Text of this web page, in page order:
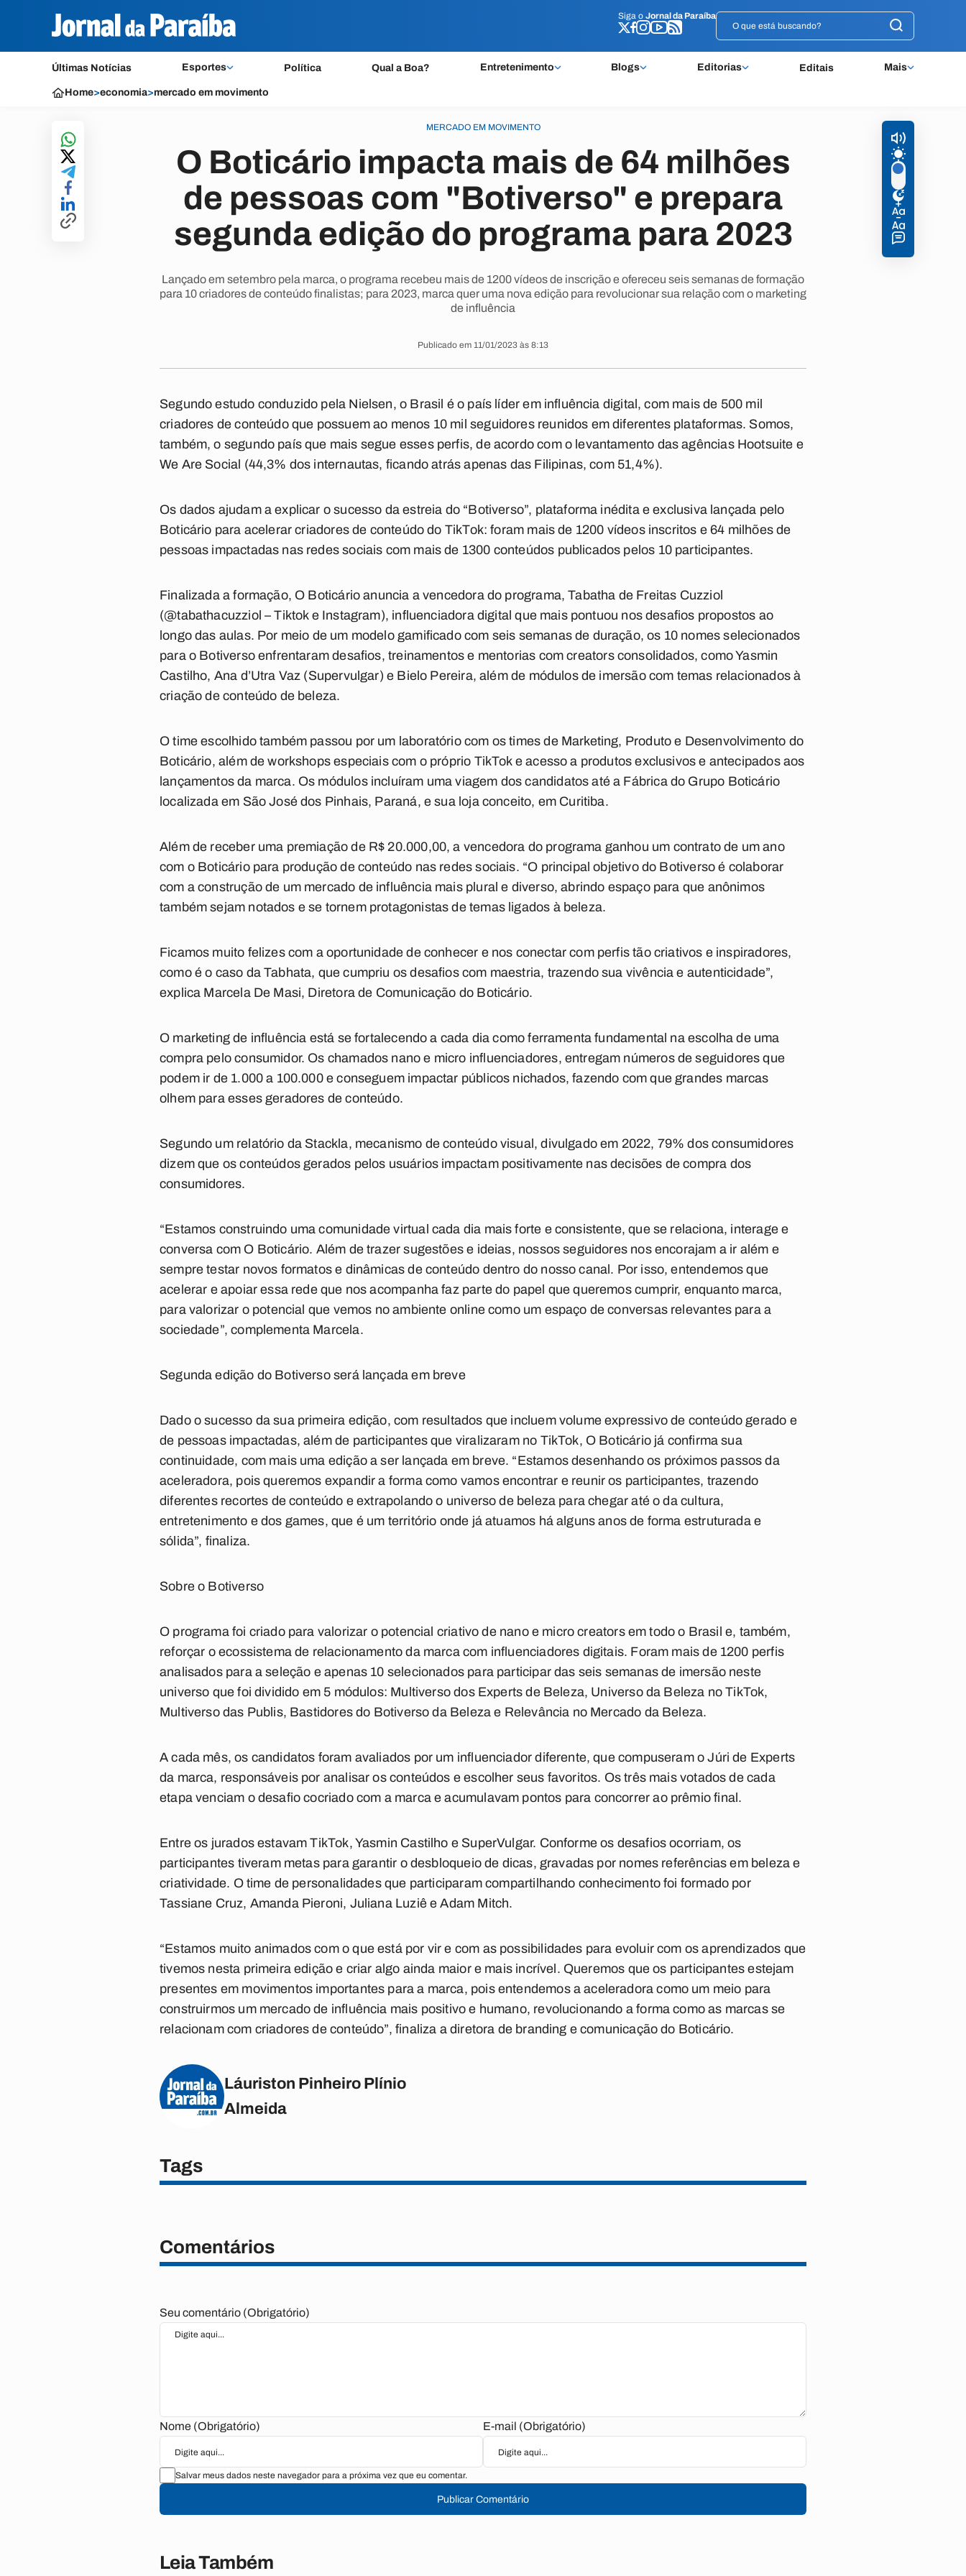
Siga o Jornal da Paraíba
Últimas Notícias Esportes Política Qual a Boa? Entretenimento Blogs Editorias Editais Mais
Siga o Jornal da Paraíba
Home>economia>mercado em movimento
MERCADO EM MOVIMENTO
O Boticário impacta mais de 64 milhões
de pessoas com "Botiverso" e prepara
segunda edição do programa para 2023
Lançado em setembro pela marca, o programa recebeu mais de 1200 vídeos de inscrição e ofereceu seis semanas de formação
para 10 criadores de conteúdo finalistas; para 2023, marca quer uma nova edição para revolucionar sua relação com o marketing
de influência
Publicado em 11/01/2023 às 8:13
Segundo estudo conduzido pela Nielsen, o Brasil é o país líder em influência digital, com mais de 500 mil
criadores de conteúdo que possuem ao menos 10 mil seguidores reunidos em diferentes plataformas. Somos,
também, o segundo país que mais segue esses perfis, de acordo com o levantamento das agências Hootsuite e
We Are Social (44,3% dos internautas, ficando atrás apenas das Filipinas, com 51,4%).
Os dados ajudam a explicar o sucesso da estreia do “Botiverso”, plataforma inédita e exclusiva lançada pelo
Boticário para acelerar criadores de conteúdo do TikTok: foram mais de 1200 vídeos inscritos e 64 milhões de
pessoas impactadas nas redes sociais com mais de 1300 conteúdos publicados pelos 10 participantes.
Finalizada a formação, O Boticário anuncia a vencedora do programa, Tabatha de Freitas Cuzziol
(@tabathacuzziol – Tiktok e Instagram), influenciadora digital que mais pontuou nos desafios propostos ao
longo das aulas. Por meio de um modelo gamificado com seis semanas de duração, os 10 nomes selecionados
para o Botiverso enfrentaram desafios, treinamentos e mentorias comcreators consolidados, como Yasmin
Castilho, Ana d’Utra Vaz (Supervulgar) e Bielo Pereira, além de módulos de imersão com temas relacionados à
criação de conteúdo de beleza.
O time escolhido também passou por um laboratório com os times de Marketing, Produto e Desenvolvimento do
Boticário, além de workshops especiais com o próprio TikTok e acesso a produtos exclusivos e antecipados aos
lançamentos da marca. Os módulos incluíram uma viagem dos candidatos até a Fábrica do Grupo Boticário
localizada em São José dos Pinhais, Paraná, e sua loja conceito, em Curitiba.
Além de receber uma premiação de R$ 20.000,00, a vencedora do programa ganhou um contrato de um ano
com o Boticário para produção de conteúdo nas redes sociais. “O principal objetivo do Botiverso é colaborar
com a construção de um mercado de influência mais plural e diverso, abrindo espaço para que anônimos
também sejam notados e se tornem protagonistas de temas ligados à beleza.
Ficamos muito felizes com a oportunidade de conhecer e nos conectar com perfis tão criativos e inspiradores,
como é o caso da Tabhata, que cumpriu os desafios com maestria, trazendo sua vivência e autenticidade”,
explica Marcela De Masi, Diretora de Comunicação do Boticário.
O marketing de influência está se fortalecendo a cada dia como ferramenta fundamental na escolha de uma
compra pelo consumidor. Os chamados nano e micro influenciadores, entregam números de seguidores que
podem ir de 1.000 a 100.000 e conseguem impactar públicos nichados, fazendo com que grandes marcas
olhem para esses geradores de conteúdo.
Segundo um relatório da Stackla, mecanismo de conteúdo visual, divulgado em 2022, 79% dos consumidores
dizem que os conteúdos gerados pelos usuários impactam positivamente nas decisões de compra dos
consumidores.
“Estamos construindo uma comunidade virtual cada dia mais forte e consistente, que se relaciona, interage e
conversa com O Boticário. Além de trazer sugestões e ideias, nossos seguidores nos encorajam a ir além e
sempre testar novos formatos e dinâmicas de conteúdo dentro do nosso canal. Por isso, entendemos que
acelerar e apoiar essa rede que nos acompanha faz parte do papel que queremos cumprir, enquanto marca,
para valorizar o potencial que vemos no ambiente online como um espaço de conversas relevantes para a
sociedade”, complementa Marcela.
Segunda edição do Botiverso será lançada em breve
Dado o sucesso da sua primeira edição, com resultados que incluem volume expressivo de conteúdo gerado e
de pessoas impactadas, além de participantes que viralizaram no TikTok, O Boticário já confirma sua
continuidade, com mais uma edição a ser lançada em breve. “Estamos desenhando os próximos passos da
aceleradora, pois queremos expandir a forma como vamos encontrar e reunir os participantes, trazendo
diferentes recortes de conteúdo e extrapolando o universo de beleza para chegar até o da cultura,
entretenimento e dos games, que é um território onde já atuamos há alguns anos de forma estruturada e
sólida”, finaliza.
Sobre o Botiverso
O programa foi criado para valorizar o potencial criativo de nano e micro creators em todo o Brasil e, também,
reforçar o ecossistema de relacionamento da marca com influenciadores digitais. Foram mais de 1200 perfis
analisados para a seleção e apenas 10 selecionados para participar das seis semanas de imersão neste
universo que foi dividido em 5 módulos: Multiverso dos Experts de Beleza, Universo da Beleza no TikTok,
Multiverso das Publis, Bastidores do Botiverso da Beleza e Relevância no Mercado da Beleza.
A cada mês, os candidatos foram avaliados por um influenciador diferente, que compuseram o Júri de Experts
da marca, responsáveis por analisar os conteúdos e escolher seus favoritos. Os três mais votados de cada
etapa venciam o desafio cocriado com a marca e acumulavam pontos para concorrer ao prêmio final.
Entre os jurados estavam TikTok, Yasmin Castilho e SuperVulgar. Conforme os desafios ocorriam, os
participantes tiveram metas para garantir o desbloqueio de dicas, gravadas por nomes referências em beleza e
criatividade. O time de personalidades que participaram compartilhando conhecimento foi formado por
Tassiane Cruz, Amanda Pieroni, Juliana Luziê e Adam Mitch.
“Estamos muito animados com o que está por vir e com as possibilidades para evoluir com os aprendizados que
tivemos nesta primeira edição e criar algo ainda maior e mais incrível. Queremos que os participantes estejam
presentes em movimentos importantes para a marca, pois entendemos a aceleradora como um meio para
construirmos um mercado de influência mais positivo e humano, revolucionando a forma como as marcas se
relacionam com criadores de conteúdo”, finaliza a diretora de branding e comunicação do Boticário.
Láuriston Pinheiro Plínio
Almeida
Tags
Comentários
Seu comentário (Obrigatório)
Nome (Obrigatório) E-mail (Obrigatório)
Salvar meus dados neste navegador para a próxima vez que eu comentar.
Publicar Comentário
Leia Também